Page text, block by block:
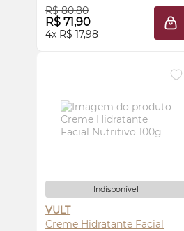
R$ 80,80
R$ 71,90
4x R$ 17,98
COMPRE AGORA ❯
Indisponível
VULT
Creme Hidratante Facial